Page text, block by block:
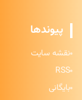
پیوندها
نقشه سایت
RSS
بایگانی